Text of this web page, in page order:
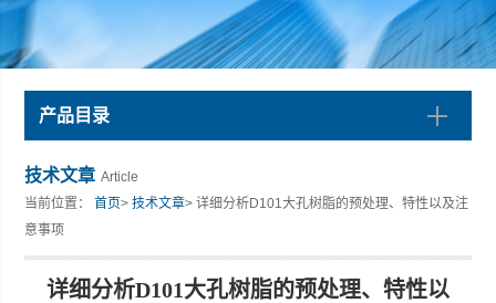
产品目录
技术文章 Article
当前位置：首页>技术文章> 详细分析D101大孔树脂的预处理、特性以及注
意事项
详细分析D101大孔树脂的预处理、特性以